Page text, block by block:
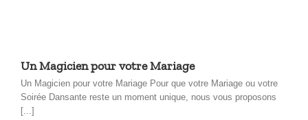
Un Magicien pour votre Mariage
Un Magicien pour votre Mariage Pour que votre Mariage ou votre
Soirée Dansante reste un moment unique, nous vous proposons
[...]